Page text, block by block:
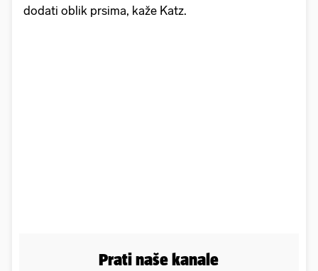
dodati oblik prsima, kaže Katz.
Prati naše kanale